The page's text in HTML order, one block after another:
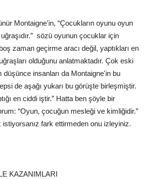
“Çocukların oyunu oyun
sözü oyunun çocuklar için
zaman geçirme aracı değil, yaptıkları en
olduğunu anlatmaktadır. Çok eski
insanları da Montaigne'in bu
de aşağı yukarı bu görüşte birleşmiştir.
en ciddi iştir.” Hatta ben şöyle bir
“Oyun, çocuğun mesleği ve kimliğidir.”
istiyorsanız fark ettirmeden onu izleyiniz.
KAZANIMLARI